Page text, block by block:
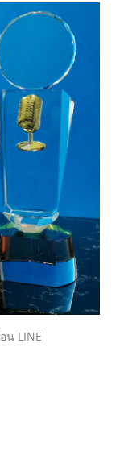
น LINE